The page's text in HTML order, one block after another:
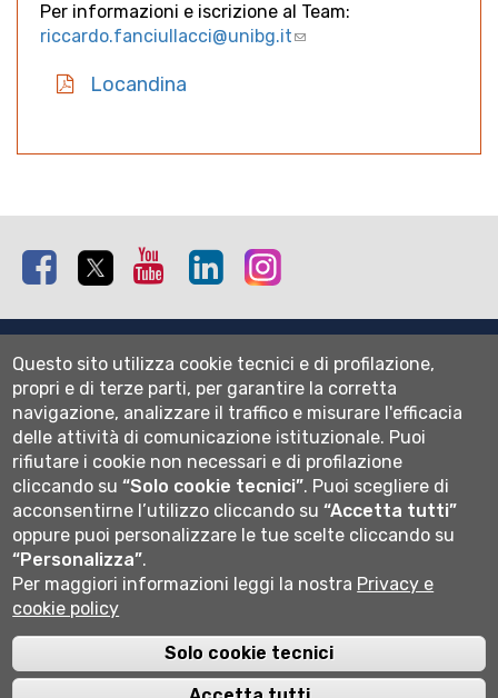
Per informazioni e iscrizione al Team:
riccardo.fanciullacci@unibg.it(link
Locandina
Facebook Twitter Youtube Linkedin
Mappa del sito
Normativa cookie
Informativa privacy
Cookie settings
Wi-fi
Webmail
Università degli studi di Bergamo
Cod. Fiscale 80004350163
P.IVA 01612800167
Centralino 035 2052111
Questo sito utilizza cookie tecnici e di profilazione,
propri e di terze parti, per garantire la corretta
navigazione, analizzare il traffico e misurare l'efficacia
delle attività di comunicazione istituzionale. Puoi
rifiutare i cookie non necessari e di profilazione
cliccando su“Solo cookie tecnici”. Puoi scegliere di
acconsentirne l’utilizzo cliccando su“Accetta tutti”
oppure puoi personalizzare le tue scelte cliccando su
“Personalizza”.
Per maggiori informazioni leggi la nostra Privacy e
cookie policy
Solo cookie tecnici